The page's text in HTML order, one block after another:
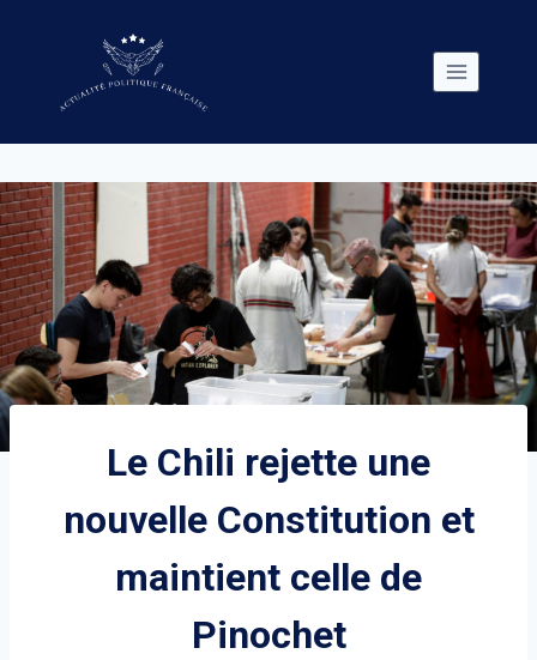
Le Chili rejette une
nouvelle Constitution et
maintient celle de
Pinochet